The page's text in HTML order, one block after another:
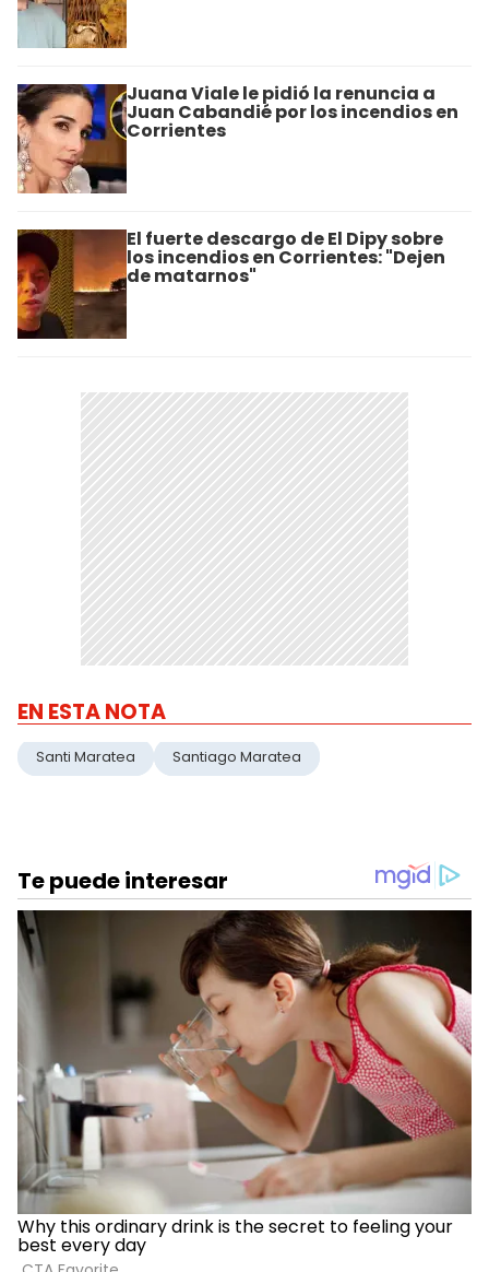
Juana Viale le pidió la renuncia a
Juan Cabandié por los incendios en
Corrientes
El fuerte descargo de El Dipy sobre
los incendios en Corrientes: "Dejen
de matarnos"
EN ESTA NOTA
Santi Maratea Santiago Maratea